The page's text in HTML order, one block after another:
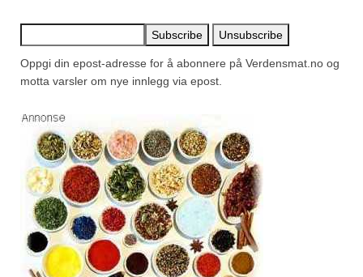
Piment d’Espelette
Purreløk (tørket)
Rosépepper
Salvie
Sar (bønneurt)
Selleriblader
Smaken av skog
Oppgi din epost-adresse for å abonnere på Verdensmat.no og
motta varsler om nye innlegg via epost.